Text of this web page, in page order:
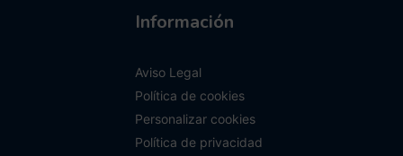
Información
Aviso Legal
Política de cookies
Personalizar cookies
Política de privacidad